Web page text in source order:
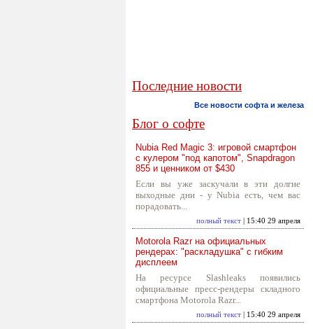
Последние новости
Все новости софта и железа
Блог о софте
Nubia Red Magic 3: игровой смартфон
с кулером "под капотом", Snapdragon
855 и ценником от $430
Если вы уже заскучали в эти долгие
выходные дни - у Nubia есть, чем вас
порадовать...
полный текст | 15:40 29 апреля
Motorola Razr на официальных
рендерах: "раскладушка" с гибким
дисплеем
На ресурсе Slashleaks появились
официальные пресс-рендеры складного
смартфона Motorola Razr...
полный текст | 15:40 29 апреля